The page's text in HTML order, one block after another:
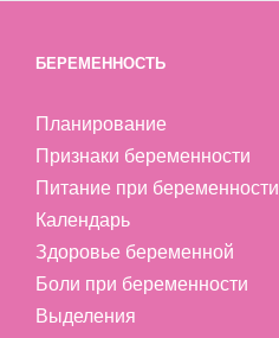
БЕРЕМЕННОСТЬ
Планирование
Признаки беременности
Питание при беременности
Календарь
Здоровье беременной
Боли при беременности
Выделения